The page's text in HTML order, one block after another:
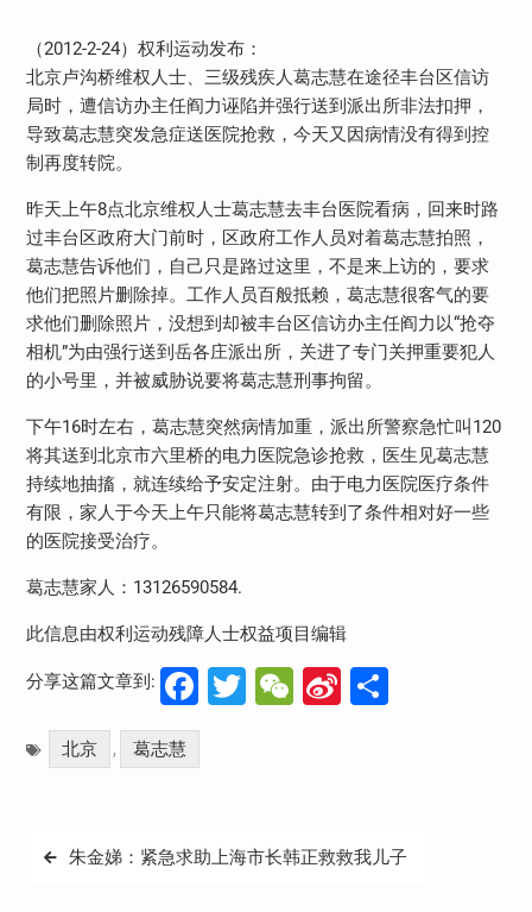
（2012-2-24）权利运动发布：
北京卢沟桥维权人士、三级残疾人葛志慧在途径丰台区信访
局时，遭信访办主任阎力诬陷并强行送到派出所非法扣押，
导致葛志慧突发急症送医院抢救，今天又因病情没有得到控
制再度转院。
昨天上午8点北京维权人士葛志慧去丰台医院看病，回来时路
过丰台区政府大门前时，区政府工作人员对着葛志慧拍照，
葛志慧告诉他们，自己只是路过这里，不是来上访的，要求
他们把照片删除掉。工作人员百般抵赖，葛志慧很客气的要
求他们删除照片，没想到却被丰台区信访办主任阎力以“抢夺
相机”为由强行送到岳各庄派出所，关进了专门关押重要犯人
的小号里，并被威胁说要将葛志慧刑事拘留。
下午16时左右，葛志慧突然病情加重，派出所警察急忙叫120
将其送到北京市六里桥的电力医院急诊抢救，医生见葛志慧
持续地抽搐，就连续给予安定注射。由于电力医院医疗条件
有限，家人于今天上午只能将葛志慧转到了条件相对好一些
的医院接受治疗。
葛志慧家人：13126590584.
此信息由权利运动残障人士权益项目编辑
分享这篇文章到: Facebook
Twitter
WeChat
Sina分
北京 , 葛志慧
文
朱金娣：紧急求助上海市长韩正救救我儿子